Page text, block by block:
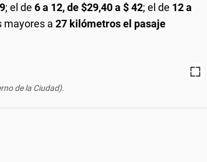
; el de 6 a 12, de $29,40 a $ 42; el de 12 a
mayores a 27 kilómetros el pasaje
de la Ciudad).